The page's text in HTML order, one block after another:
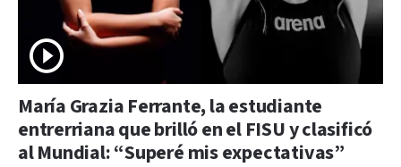
María Grazia Ferrante, la estudiante
entrerriana que brilló en el FISU y clasificó
al Mundial: “Superé mis expectativas”